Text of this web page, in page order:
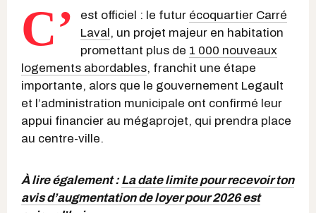
C’ est officiel : le futur écoquartier Carré
Laval, un projet majeur en habitation
promettant plus de 1 000 nouveaux
logements abordables, franchit une étape
importante, alors que le gouvernement Legault
et l’administration municipale ont confirmé leur
appui financier au mégaprojet, qui prendra place
au centre-ville.
À lire également :La date limite pour recevoir ton
avis d’augmentation de loyer pour 2026 est